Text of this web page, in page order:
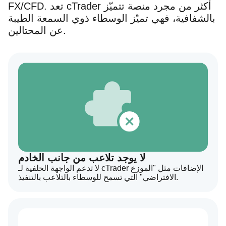
FX/CFD. تعد cTrader أكثر من مجرد منصة تتميّز
بالشفافية، فهي تميّز الوسطاء ذوي السمعة الطيبة
عن المحتالين.
لا يوجد تلاعب من جانب الخادم
لا تدعم الواجهة الخلفية لـ cTrader الإضافات مثل "الموزع
الافتراضي" التي تسمح للوسطاء بالتلاعب بالتنفيذ.